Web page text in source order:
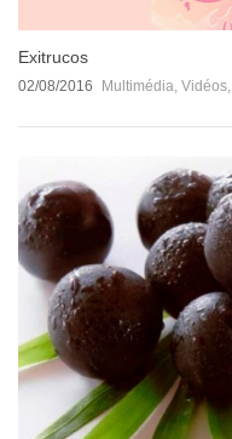
Exitrucos
02/08/2016 Multimédia, Vidéos,